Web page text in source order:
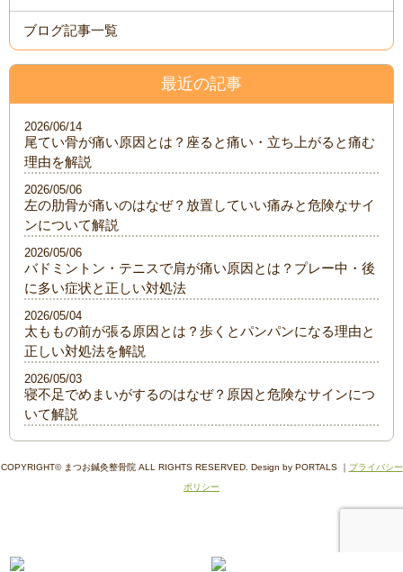
ブログ記事一覧
最近の記事
尾てい骨が痛い原因とは？座ると痛い・立ち上がると痛む
理由を解説
2026/06/14
左の肋骨が痛いのはなぜ？放置していい痛みと危険なサイ
ンについて解説
2026/05/06
バドミントン・テニスで肩が痛い原因とは？プレー中・後
に多い症状と正しい対処法
2026/05/06
太ももの前が張る原因とは？歩くとパンパンになる理由と
正しい対処法を解説
2026/05/04
寝不足でめまいがするのはなぜ？原因と危険なサインにつ
いて解説
2026/05/03
COPYRIGHT© まつお鍼灸整骨院 ALL RIGHTS RESERVED. Design by PORTALS ｜ プライバシー
ポリシー